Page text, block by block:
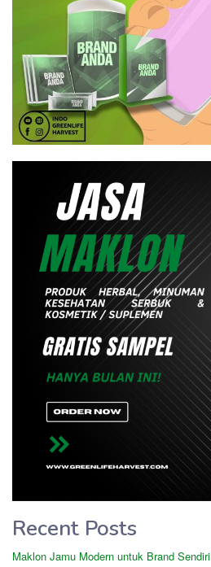
Recent Posts
Maklon Jamu Modern untuk Brand Sendiri